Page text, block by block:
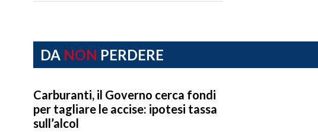
DA NON PERDERE
Carburanti, il Governo cerca fondi
per tagliare le accise: ipotesi tassa
sull’alcol